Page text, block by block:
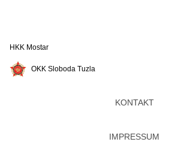
HKK Mostar
OKK Sloboda Tuzla
KONTAKT
IMPRESSUM